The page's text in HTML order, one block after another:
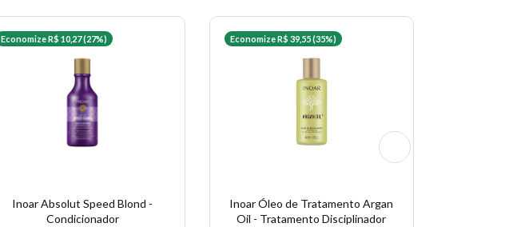
Economize R$ 10,27 (27%)
Inoar Absolut Speed Blond -
Condicionador
Economize R$ 39,55 (35%)
Inoar Óleo de Tratamento Argan
Oil - Tratamento Disciplinador